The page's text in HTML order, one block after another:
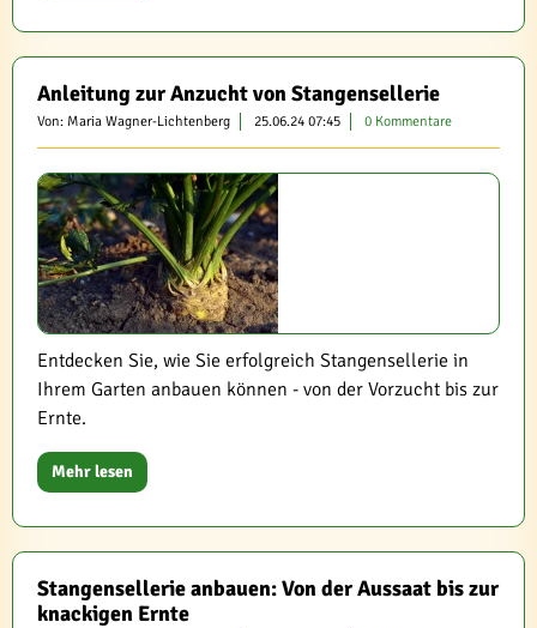
Anleitung zur Anzucht von Stangensellerie
Von: Maria Wagner-Lichtenberg 25.06.24 07:45 0 Kommentare
Entdecken Sie, wie Sie erfolgreich Stangensellerie in
Ihrem Garten anbauen können - von der Vorzucht bis zur
Ernte.
Mehr lesen
Stangensellerie anbauen: Von der Aussaat bis zur
knackigen Ernte